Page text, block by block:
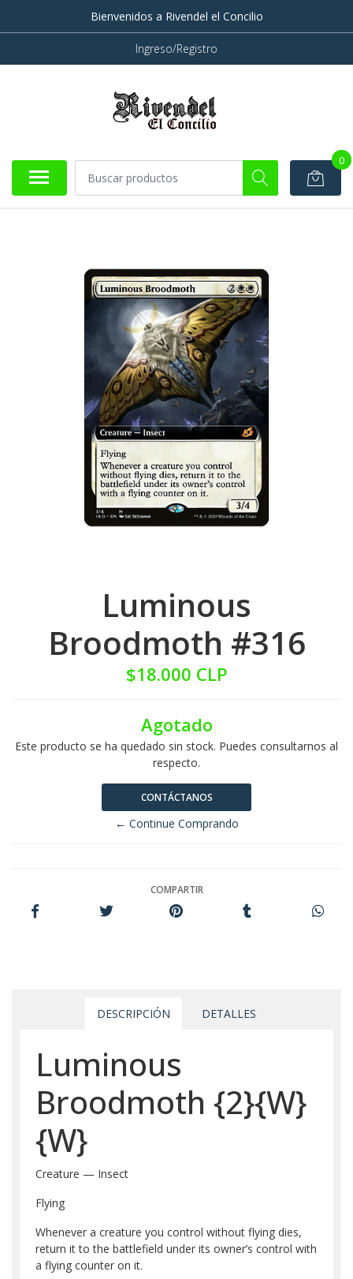
Bienvenidos a Rivendel el Concilio
Ingreso/Registro
0
Luminous
Broodmoth #316
$18.000 CLP
Agotado
Este producto se ha quedado sin stock. Puedes consultarnos al
respecto.
CONTÁCTANOS
← Continue Comprando
COMPARTIR
DESCRIPCIÓN DETALLES
Luminous
Broodmoth {2}{W}
{W}
Creature — Insect
Flying
Whenever a creature you control without flying dies,
return it to the battlefield under its owner’s control with
a flying counter on it.